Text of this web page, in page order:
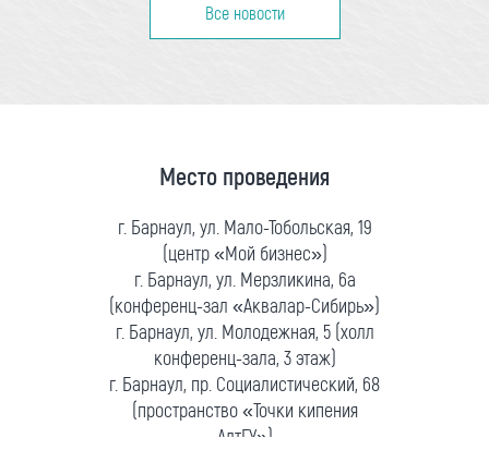
Все новости
Место проведения
г. Барнаул, ул. Мало-Тобольская, 19
(центр «Мой бизнес»)
г. Барнаул, ул. Мерзликина, 6а
(конференц-зал «Аквалар-Сибирь»)
г. Барнаул, ул. Молодежная, 5 (холл
конференц-зала, 3 этаж)
г. Барнаул, пр. Социалистический, 68
(пространство «Точки кипения
АлтГУ»)